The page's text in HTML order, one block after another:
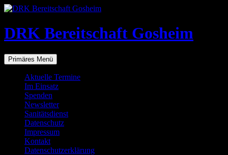
Zum
springen
DRK Bereitschaft Gosheim
Suchen
Primäres Menü
Aktuelle Termine
Im Einsatz
Spenden
Newsletter
Sanitätsdienst
Datenschutz
Impressum
Kontakt
Datenschutzerklärung